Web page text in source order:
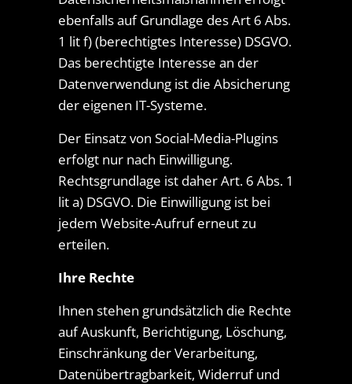
ebenfalls auf Grundlage des Art 6 Abs.
1 lit f) (berechtigtes Interesse) DSGVO.
Das berechtigte Interesse an der
Datenverwendung ist die Absicherung
der eigenen IT-Systeme.
Der Einsatz von Social-Media-Plugins
erfolgt nur nach Einwilligung.
Rechtsgrundlage ist daher Art. 6 Abs. 1
lit a) DSGVO. Die Einwilligung ist bei
jedem Website-Aufruf erneut zu
erteilen.
Ihre Rechte
Ihnen stehen grundsätzlich die Rechte
auf Auskunft, Berichtigung, Löschung,
Einschränkung der Verarbeitung,
Datenübertragbarkeit, Widerruf und